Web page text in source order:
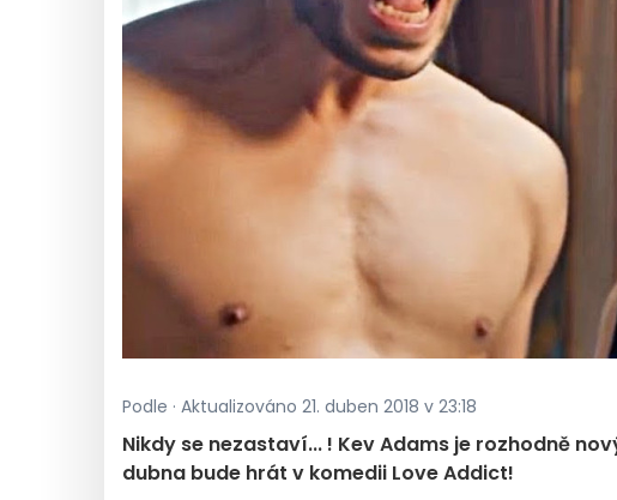
Podle · Aktualizováno 21. duben 2018 v 23:18
Nikdy se nezastaví... ! Kev Adams je rozhodně
dubna bude hrát v komedii Love Addict!